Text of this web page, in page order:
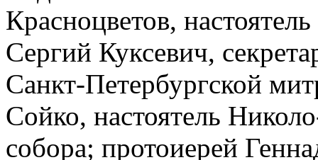
Красноцветов,
Сергий Куксевич,
Санкт-Петербургской
Сойко, настоятель
собора; протоиерей